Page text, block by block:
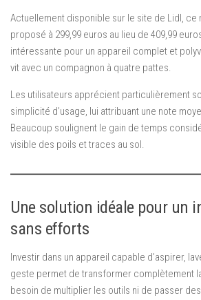
Actuellement disponible sur le site de Lidl, ce
proposé à 299,99 euros au lieu de 409,99
intéressante pour un appareil complet et
vit avec un compagnon à quatre pattes.
Les utilisateurs apprécient particulièrement
simplicité d’usage, lui attribuant une note
Beaucoup soulignent le gain de temps
visible des poils et traces au sol.
Une solution idéale pour un
sans efforts
Investir dans un appareil capable d’aspirer,
geste permet de transformer complètement
besoin de multiplier les outils ni de passer